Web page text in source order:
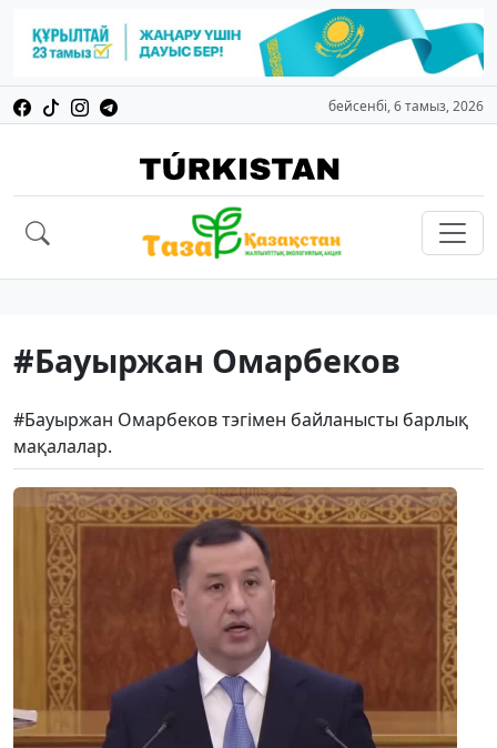
бейсенбі, 6 тамыз, 2026
#Бауыржан Омарбеков
#Бауыржан Омарбеков тэгімен байланысты барлық
мақалалар.